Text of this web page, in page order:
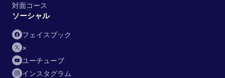
対面コース
ソーシャル
フェイスブック
×
ユーチューブ
インスタグラム